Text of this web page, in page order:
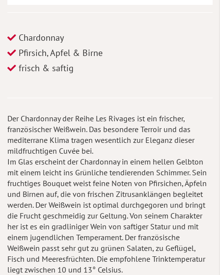
Chardonnay
Pfirsich, Apfel & Birne
frisch & saftig
Der Chardonnay der Reihe Les Rivages ist ein frischer,
französischer Weißwein. Das besondere Terroir und das
mediterrane Klima tragen wesentlich zur Eleganz dieser
mildfruchtigen Cuvée bei.
Im Glas erscheint der Chardonnay in einem hellen Gelbton
mit einem leicht ins Grünliche tendierenden Schimmer. Sein
fruchtiges Bouquet weist feine Noten von Pfirsichen, Äpfeln
und Birnen auf, die von frischen Zitrusanklängen begleitet
werden. Der Weißwein ist optimal durchgegoren und bringt
die Frucht geschmeidig zur Geltung. Von seinem Charakter
her ist es ein gradliniger Wein von saftiger Statur und mit
einem jugendlichen Temperament. Der französische
Weißwein passt sehr gut zu grünen Salaten, zu Geflügel,
Fisch und Meeresfrüchten. Die empfohlene Trinktemperatur
liegt zwischen 10 und 13° Celsius.